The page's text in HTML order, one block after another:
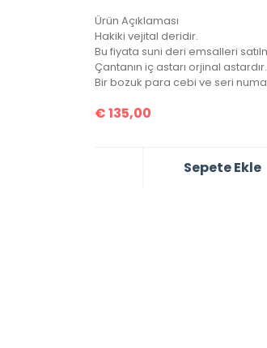
Ürün Açıklaması
Hakiki vejital deridir.
Çantanın iç astarı orjinal astardır.
€135,00
Sepete Ekle